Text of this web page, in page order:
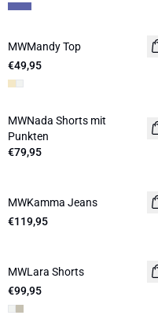
MWMandy Top
€49,95
MWNada Shorts mit
Punkten
€79,95
MWKamma Jeans
€119,95
MWLara Shorts
€99,95